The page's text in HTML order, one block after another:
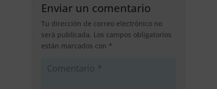
Enviar un comentario
Tu dirección de correo electrónico no
será publicada. Los campos obligatorios
están marcados con *